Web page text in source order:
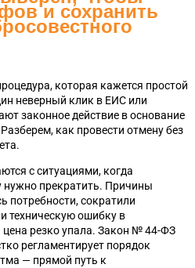
и сохранить
которая кажется простой
неверный клик в ЕИС или
законное действие в основание
как провести отмену без
с ситуациями, когда
нужно прекратить. Причины
сократили
техническую ошибку в
резко упала. Закон № 44-ФЗ
регламентирует порядок
— прямой путь к